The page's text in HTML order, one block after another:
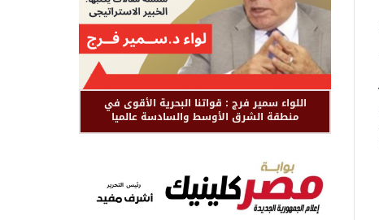
اللواء سمير فرج : قواتنا البحرية الأقوى في
منطقة الشرق الأوسط والسادسة عالميا